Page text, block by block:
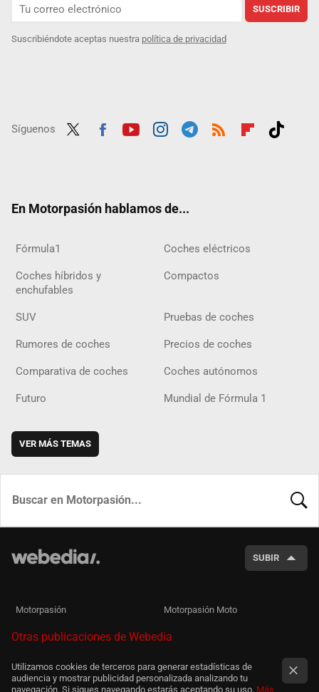
SUSCRIBIR
Suscribiéndote aceptas nuestra política de privacidad
Síguenos
En Motorpasión hablamos de...
Fórmula1 Coches eléctricos
Coches híbridos y
enchufables
Compactos
SUV Pruebas de coches
Rumores de coches Precios de coches
Comparativa de coches Coches autónomos
Futuro Mundial de Fórmula 1
VER MÁS TEMAS
SUBIR
Motorpasión Motorpasión Moto
Otras publicaciones de Webedia
Utilizamos cookies de terceros para generar estadísticas de
audiencia y mostrar publicidad personalizada analizando tu
navegación. Si sigues navegando estarás aceptando su uso. Más